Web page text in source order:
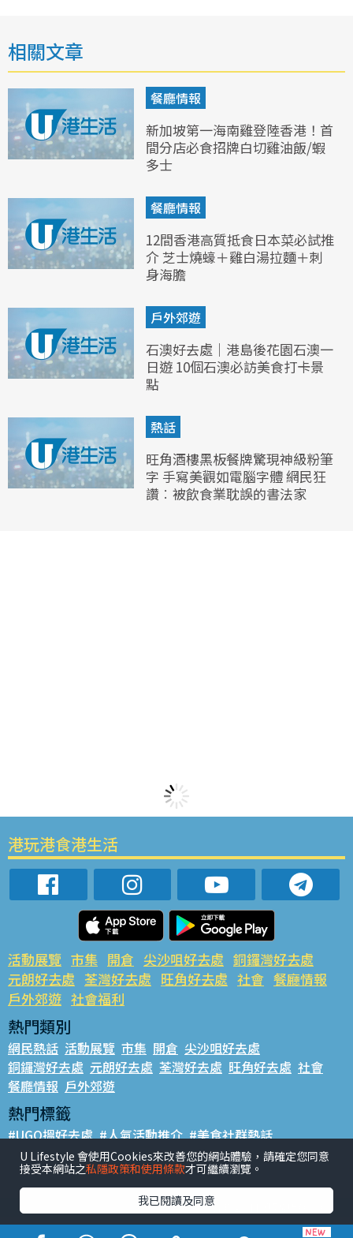
相關文章
餐廳情報
新加坡第一海南雞登陸香港！首
間分店必食招牌白切雞油飯/蝦
多士
餐廳情報
12間香港高質抵食日本菜必試推
介 芝士燒蠔＋雞白湯拉麵＋刺
身海膽
戶外郊遊
石澳好去處｜港島後花園石澳一
日遊 10個石澳必訪美食打卡景
點
熱話
旺角酒樓黑板餐牌驚現神級粉筆
字 手寫美觀如電腦字體 網民狂
讚︰被飲食業耽誤的書法家
港玩港食港生活
活動展覽 市集 開倉 尖沙咀好去處 銅鑼灣好去處
元朗好去處 荃灣好去處 旺角好去處 社會 餐廳情報
戶外郊遊 社會福利
熱門類別
網民熱話 活動展覽 市集 開倉 尖沙咀好去處
銅鑼灣好去處 元朗好去處 荃灣好去處 旺角好去處 社會
餐廳情報 戶外郊遊
熱門標籤
#UGO搵好去處 #人氣活動推介 #美食社群熱話
#親子玩樂好去處 #ULifestyle應用程式 #限時搶
#UJetso禮物放送 #ULifestyle商戶中心 #著數
香港經濟日報版權所有©2026
U Lifestyle 會使用Cookies來改善您的網站體驗，請確定您同意
接受本網站之私隱政策和使用條款才可繼續瀏覽。
我已閱讀及同意